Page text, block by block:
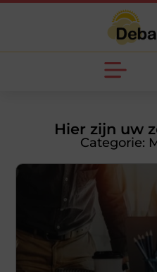
Hier zijn uw
Categorie: